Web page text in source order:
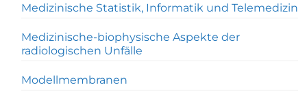
Medizinische Statistik, Informatik und Telemedizin
Medizinische-biophysische Aspekte der
radiologischen Unfälle
Modellmembranen